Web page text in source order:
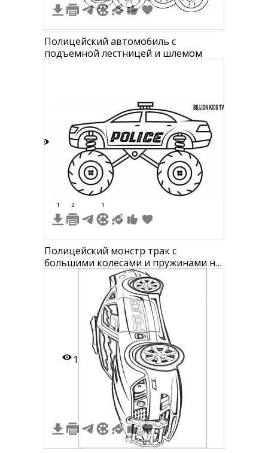
Полицейский автомобиль с
подъемной лестницей и шлемом
1 2 1
Полицейский монстр трак с
большими колесами и пружинами на
1